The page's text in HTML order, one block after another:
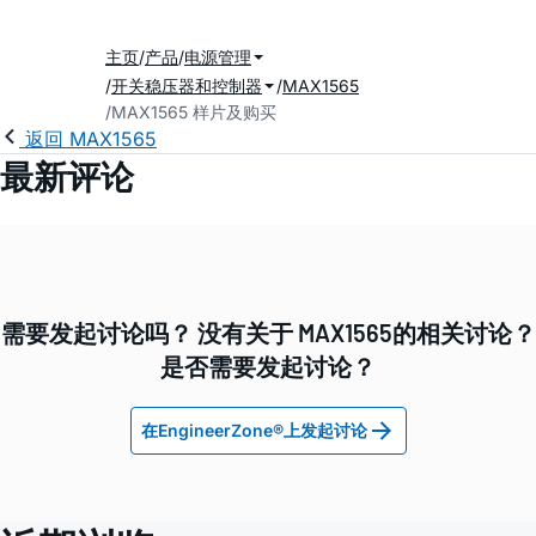
主页 产品 电源管理
开关稳压器和控制器
MAX1565
MAX1565 样片及购买
返回 MAX1565
最新评论
需要发起讨论吗？ 没有关于 MAX1565的相关讨论？
是否需要发起讨论？
在EngineerZone®上发起讨论